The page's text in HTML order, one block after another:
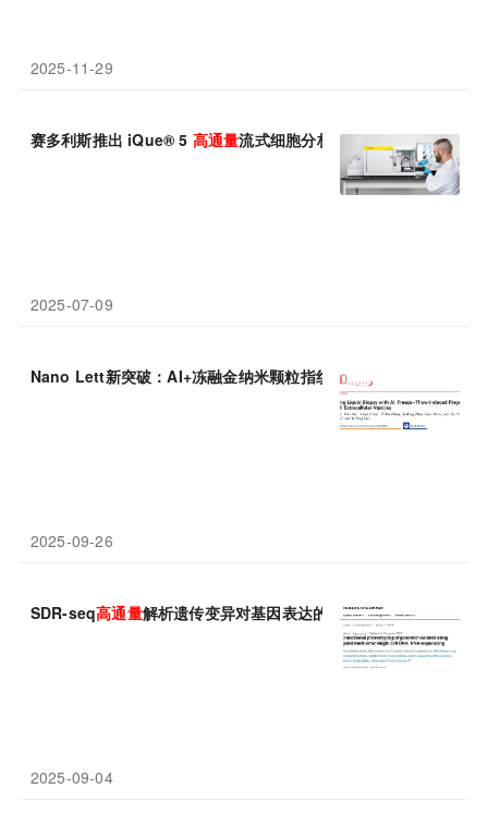
2025-11-29
赛多利斯推出 iQue® 5 高通量流式细胞分析仪：快速、灵活、智
2025-07-09
Nano Lett新突破：AI+冻融金纳米颗粒指纹技术，低成本
2025-09-26
SDR-seq高通量解析遗传变异对基因表达的精细调控
2025-09-04